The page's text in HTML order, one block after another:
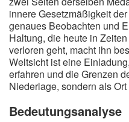
innere Gesetzmäßigkeit
genaues Beobachten und
Haltung, die heute in
verloren geht, macht ihn
Weltsicht ist eine
erfahren und die Grenzen
Niederlage, sondern als
Bedeutungsanalyse